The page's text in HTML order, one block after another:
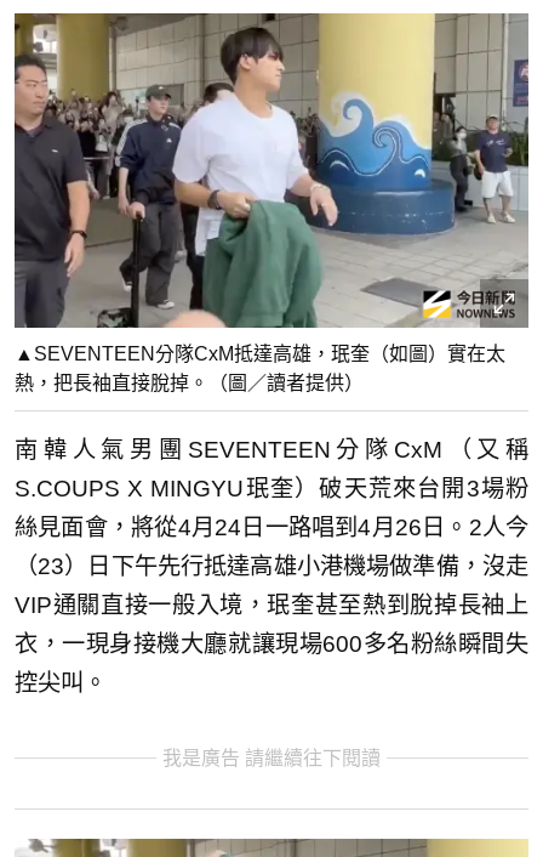
▲SEVENTEEN分隊CxM抵達高雄，珉奎（如圖）實在太
熱，把長袖直接脫掉。（圖／讀者提供）
南韓人氣男團SEVENTEEN分隊CxM（又稱
S.COUPS X MINGYU珉奎）破天荒來台開3場粉
絲見面會，將從4月24日一路唱到4月26日。2人今
（23）日下午先行抵達高雄小港機場做準備，沒走
VIP通關直接一般入境，珉奎甚至熱到脫掉長袖上
衣，一現身接機大廳就讓現場600多名粉絲瞬間失
控尖叫。
我是廣告 請繼續往下閱讀